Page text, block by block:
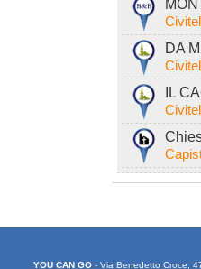
DA
IL
YOU CAN GO - Via Benedetto Croce,